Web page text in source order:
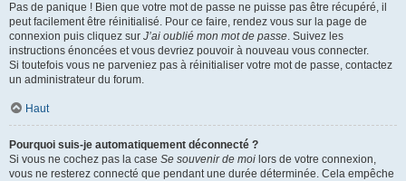
Pas de panique ! Bien que votre mot de passe ne puisse pas être récupéré, il
peut facilement être réinitialisé. Pour ce faire, rendez vous sur la page de
connexion puis cliquez sur J’ai oublié mon mot de passe. Suivez les
instructions énoncées et vous devriez pouvoir à nouveau vous connecter.
Si toutefois vous ne parveniez pas à réinitialiser votre mot de passe, contactez
un administrateur du forum.
Haut
Pourquoi suis-je automatiquement déconnecté ?
Si vous ne cochez pas la case Se souvenir de moi lors de votre connexion,
vous ne resterez connecté que pendant une durée déterminée. Cela empêche